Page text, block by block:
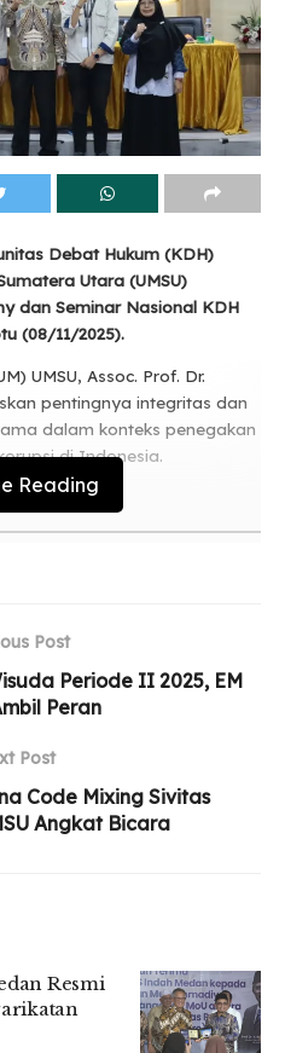
Debat Hukum (KDH)
Utara (UMSU)
dan Seminar Nasional KDH
(08/11/2025).
UMSU, Assoc. Prof. Dr.
pentingnya integritas dan
dalam konteks penegakan
di Indonesia.
Gerakan Kebajikan
UMSU Bahas
yang kita tempuh ini
National Law Fair
rangkaian kegiatan jurnal
Reading
Post
Periode II 2025, EM
Peran
Post
Code Mixing Sivitas
Angkat Bicara
Resmi